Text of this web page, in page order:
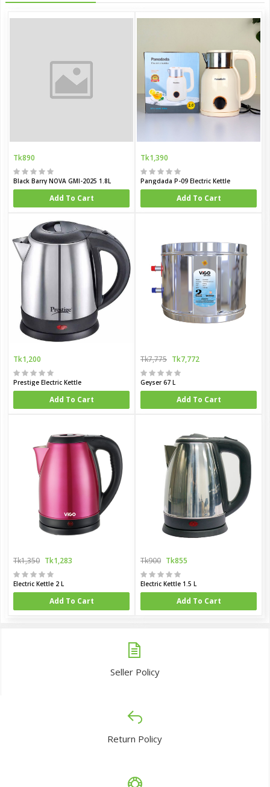
Tk890
Black Barry NOVA GMI-2025 1.8L
Add To Cart
Tk1,390
Pangdada P-09 Electric Kettle
Add To Cart
Tk1,200
Prestige Electric Kettle
Add To Cart
Tk7,775 Tk7,772
Geyser 67 L
Add To Cart
Tk1,350 Tk1,283
Electric Kettle 2 L
Add To Cart
Tk900 Tk855
Electric Kettle 1.5 L
Add To Cart
Seller Policy
Return Policy